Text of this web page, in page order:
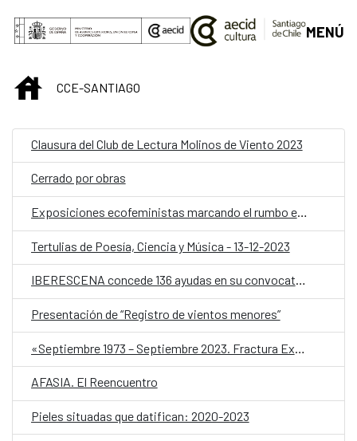
Saltar al contenido principal
MENÚ
INICIOCCE-SANTIAGO
Clausura del Club de Lectura Molinos de Viento 2023
Cerrado por obras
Exposiciones ecofeministas marcando el rumbo en Latinoamérica y Guinea Ecuatorial
Tertulias de Poesía, Ciencia y Música - 13-12-2023
IBERESCENA concede 136 ayudas en su convocatoria 2023-2024
Presentación de “Registro de vientos menores”
AFASIA. El Reencuentro
Pieles situadas que datifican: 2020-2023